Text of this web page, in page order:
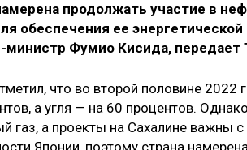
продолжать участие в
обеспечения ее
министр Фумио Кисида, передает
что во второй половине
а угля — на 60 процентов.
газ, а проекты на Сахалине важны
Японии, поэтому страна